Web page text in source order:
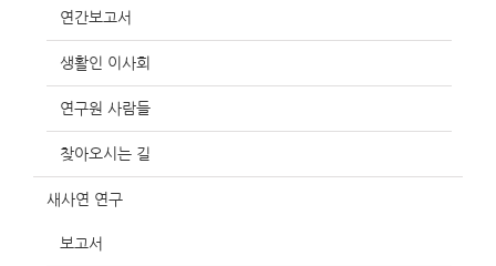
연간보고서
생활인 이사회
연구원 사람들
찾아오시는 길
새사연 연구
보고서